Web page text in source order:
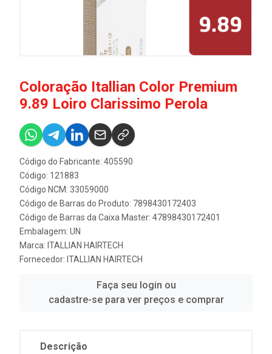
Coloração Itallian Color Premium
9.89 Loiro Clarissimo Perola
Código do Fabricante: 405590
Código: 121883
Código NCM: 33059000
Código de Barras do Produto: 7898430172403
Código de Barras da Caixa Master: 47898430172401
Embalagem: UN
Marca: ITALLIAN HAIRTECH
Fornecedor: ITALLIAN HAIRTECH
Faça seu login ou
cadastre-se para ver preços e comprar
Descrição